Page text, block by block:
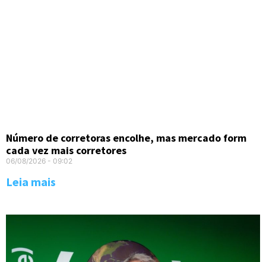
Número de corretoras encolhe, mas mercado form
cada vez mais corretores
06/08/2026 09:02
Leia mais